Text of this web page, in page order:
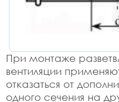
При монтаже
вентиляции
отказаться от
одного сечения на